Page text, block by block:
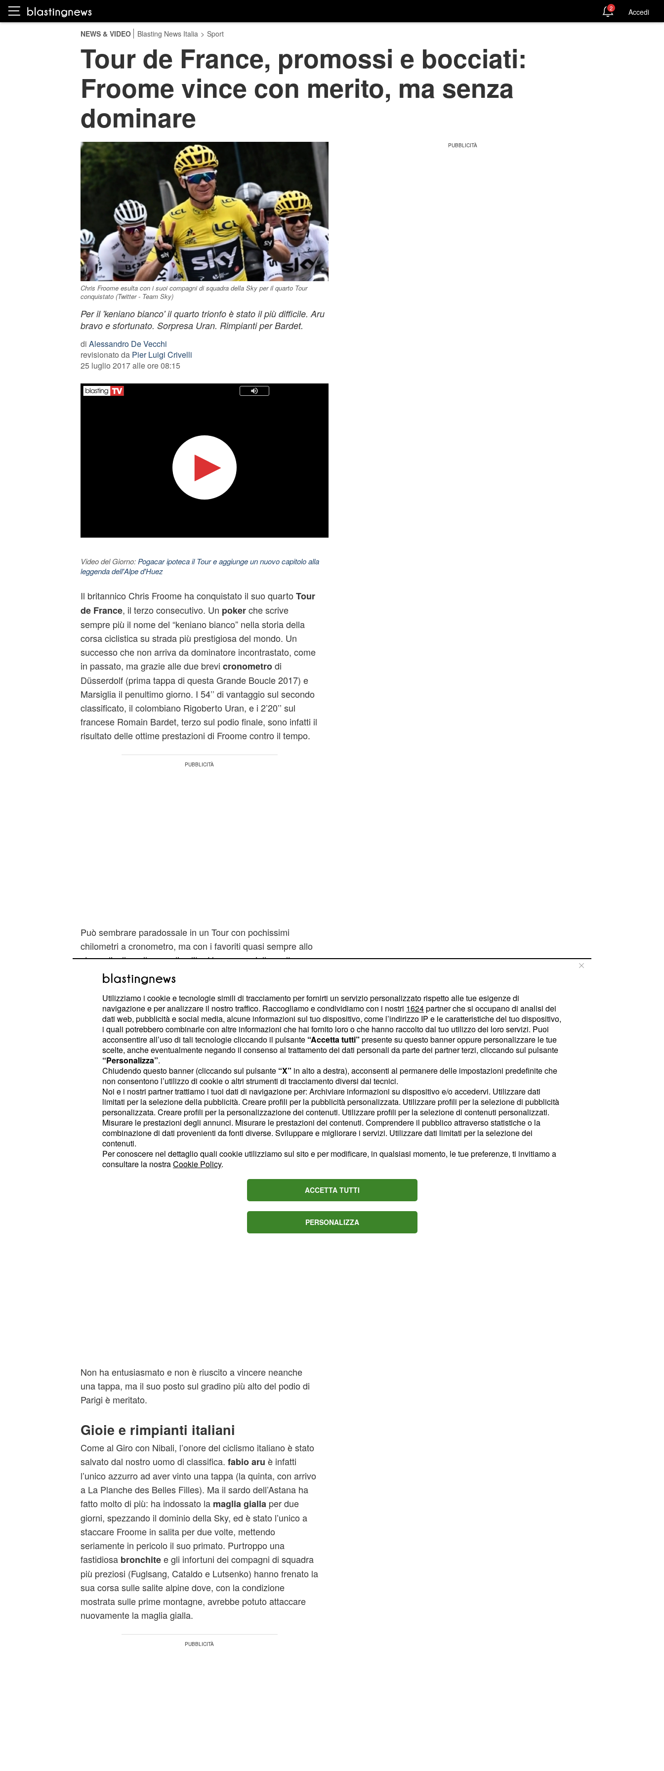
2 Accedi
NEWS & VIDEO Blasting News Italia > Sport
Tour de France, promossi e bocciati:
Froome vince con merito, ma senza
dominare
Chris Froome esulta con i suoi compagni di squadra della Sky per il quarto Tour
conquistato (Twitter - Team Sky)
Per il 'keniano bianco' il quarto trionfo è stato il più difficile. Aru
bravo e sfortunato. Sorpresa Uran. Rimpianti per Bardet.
di Alessandro De Vecchi
revisionato da Pier Luigi Crivelli
25 luglio 2017 alle ore 08:15
Video del Giorno: Pogacar ipoteca il Tour e aggiunge un nuovo capitolo alla
leggenda dell'Alpe d'Huez
Il britannico Chris Froomeha conquistato il suo quarto Tour
de France, il terzo consecutivo. Un pokerche scrive
sempre più il nome del “keniano bianco” nella storia della
corsa ciclistica su strada più prestigiosa del mondo. Un
successo che non arriva da dominatore incontrastato, come
in passato, ma grazie alle due brevi cronometrodi
Düsserdolf (prima tappa di questa Grande Boucle 2017) e
Marsiglia il penultimo giorno. I 54’’ di vantaggio sul secondo
classificato, il colombiano Rigoberto Uran, e i 2’20’’ sul
francese Romain Bardet, terzo sul podio finale, sono infatti il
risultato delle ottime prestazioni di Froome contro il tempo.
Può sembrare paradossale in un Tour con pochissimi
chilometri a cronometro, ma con i favoriti quasi sempre allo
stesso livello nelle grandi salite. Una corsa gialla molto
combattuta ed equilibrata, ma con una parte finale meno
avvincente rispetto alla prima.
Vittoria meritata
Negli anni passati, soprattutto nel 2013 e nel 2015, il
campione dellaSkyaveva costruito i suoi successi in maglia
gialla con prestazioni straordinarie sulle prime salite,
infliggendo subito grandi distacchi agli avversari, incolmabili
grazie anche al suo alto rendimento nelle prove contro il
tempo. Ma quest’anno Froome non è mai riuscito a fare il
vuoto su Massiccio Centrale, Pirenei e Alpi. Si è però difeso
con attenzione e tenacia, supportato da una squadra di
primo livello (in particolare
generale, eMichal Kwiatkowski) che, anche in questa
Non ha entusiasmato e non è riuscito a vincere neanche
una tappa, ma il suo posto sul gradino più alto del podio di
Parigi è meritato.
Gioie e rimpianti italiani
Come al Giro con Nibali, l’onore del ciclismo italiano è stato
salvato dal nostro uomo di classifica. fabio aru è infatti
l’unico azzurro ad aver vinto una tappa (la quinta, con arrivo
a La Planche des Belles Filles). Ma il sardo dell’Astana ha
fatto molto di più: ha indossato la maglia gialla per due
giorni, spezzando il dominio della Sky, ed è stato l’unico a
staccare Froome in salita per due volte, mettendo
seriamente in pericolo il suo primato. Purtroppo una
fastidiosa bronchitee gli infortuni dei compagni di squadra
più preziosi (Fuglsang, Cataldo e Lutsenko) hanno frenato la
sua corsa sulle salite alpine dove, con la condizione
mostrata sulle prime montagne, avrebbe potuto attaccare
nuovamente la maglia gialla.
Utilizziamo i cookie e tecnologie simili di tracciamento per fornirti un servizio personalizzato rispetto alle tue esigenze di
navigazione e per analizzare il nostro traffico. Raccogliamo e condividiamo con i nostri 1624partner che si occupano di analisi dei
dati web, pubblicità e social media, alcune informazioni sul tuo dispositivo, come l’indirizzo IP e le caratteristiche del tuo dispositivo,
i quali potrebbero combinarle con altre informazioni che hai fornito loro o che hanno raccolto dal tuo utilizzo dei loro servizi. Puoi
acconsentire all’uso di tali tecnologie cliccando il pulsante “Accetta tutti” presente su questo banner oppure personalizzare le tue
scelte, anche eventualmente negando il consenso al trattamento dei dati personali da parte dei partner terzi, cliccando sul pulsante
“Personalizza”.
Chiudendo questo banner (cliccando sul pulsante “X” in alto a destra), acconsenti al permanere delle impostazioni predefinite che
non consentono l’utilizzo di cookie o altri strumenti di tracciamento diversi dai tecnici.
Noi e i nostri partner trattiamo i tuoi dati di navigazione per: Archiviare informazioni su dispositivo e/o accedervi. Utilizzare dati
limitati per la selezione della pubblicità. Creare profili per la pubblicità personalizzata. Utilizzare profili per la selezione di pubblicità
personalizzata. Creare profili per la personalizzazione dei contenuti. Utilizzare profili per la selezione di contenuti personalizzati.
Misurare le prestazioni degli annunci. Misurare le prestazioni dei contenuti. Comprendere il pubblico attraverso statistiche o la
combinazione di dati provenienti da fonti diverse. Sviluppare e migliorare i servizi. Utilizzare dati limitati per la selezione dei
contenuti.
Per conoscere nel dettaglio quali cookie utilizziamo sul sito e per modificare, in qualsiasi momento, le tue preferenze, ti invitiamo a
consultare la nostraCookie Policy.
ACCETTA TUTTI
PERSONALIZZA